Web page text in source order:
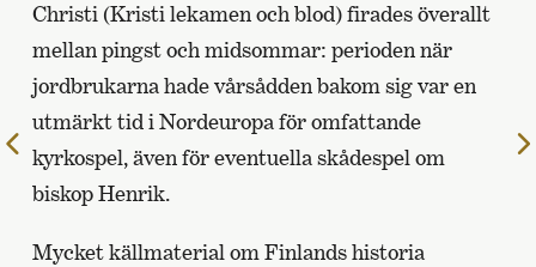
Christi (Kristi lekamen och blod) firades överallt
mellan pingst och midsommar: perioden när
jordbrukarna hade vårsådden bakom sig var en
utmärkt tid i Nordeuropa för omfattande
kyrkospel, även för eventuella skådespel om
biskop Henrik.
Mycket källmaterial om Finlands historia
Till
föregående
sida